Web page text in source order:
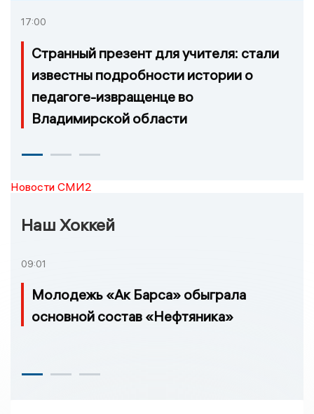
17:00
Странный презент для учителя: стали
известны подробности истории о
педагоге-извращенце во
Владимирской области
Новости СМИ2
Наш Хоккей
09:01
Молодежь «Ак Барса» обыграла
основной состав «Нефтяника»